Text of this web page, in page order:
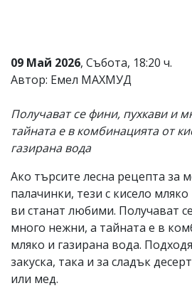
въвеждат
от
редакцията
не
носи
отговорност
тях!
Ако
откриете
за
вас
коментар,
сигнализирайте
09 Май 2026, Събота, 18:20 ч.
Автор: Емел МАХМУД
Получават се фини, пухкави и
тайната е в комбинацията от
газирана вода
Ако търсите лесна рецепта за
палачинки, тези с кисело
ви станат любими. Получават
много нежни, а тайната е в
мляко и газирана вода.
закуска, така и за сладък
или мед.